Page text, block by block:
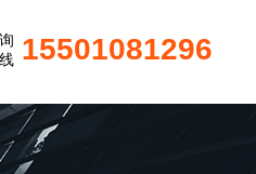
15501081296